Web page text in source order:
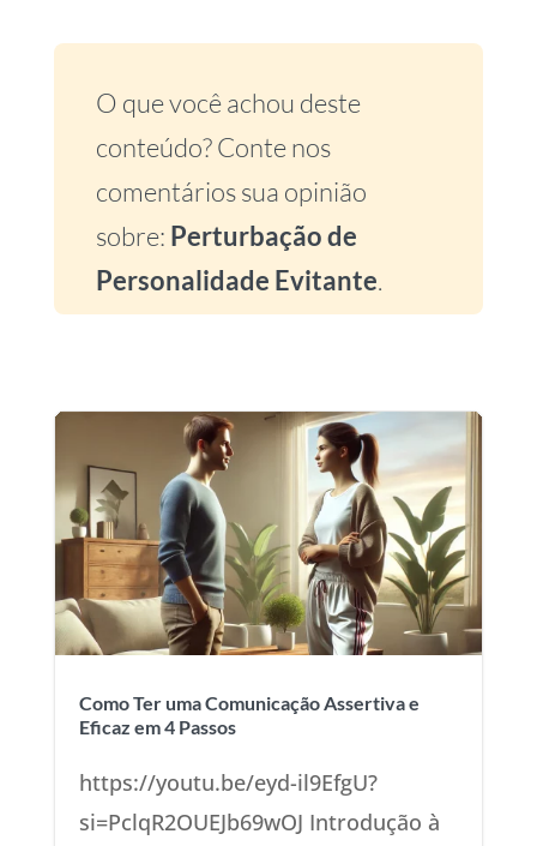
O que você achou deste
conteúdo? Conte nos
comentários sua opinião
sobre: Perturbação de
Personalidade Evitante.
Como Ter uma Comunicação Assertiva e
Eficaz em 4 Passos
https://youtu.be/eyd-il9EfgU?
si=PclqR2OUEJb69wOJ Introdução à